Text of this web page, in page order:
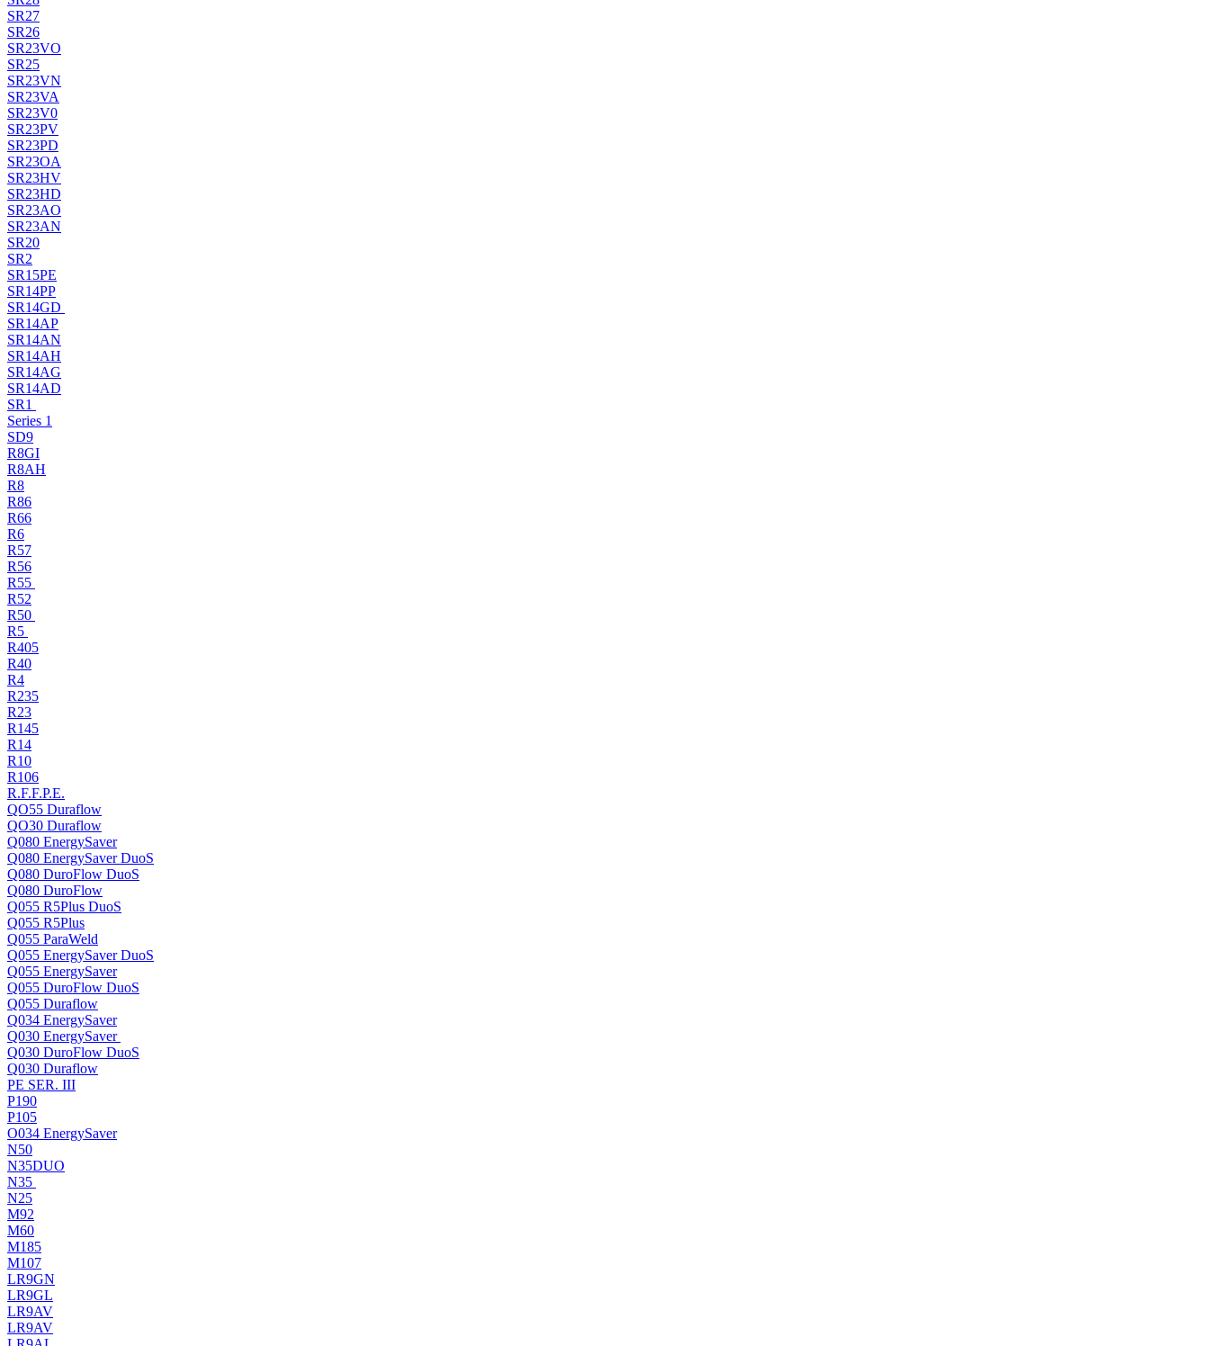
SR27
SR26
SR23VO
SR25
SR23VN
SR23VA
SR23V0
SR23PV
SR23PD
SR23OA
SR23HV
SR23HD
SR23AO
SR23AN
SR20
SR2
SR15PE
SR14PP
SR14GD
SR14AP
SR14AN
SR14AH
SR14AG
SR14AD
SR1
Series 1
SD9
R8GI
R8AH
R8
R86
R66
R6
R57
R56
R55
R52
R50
R5
R405
R40
R4
R235
R23
R145
R14
R10
R106
R.F.F.P.E.
QO55 Duraflow
QO30 Duraflow
Q080 EnergySaver
Q080 EnergySaver DuoS
Q080 DuroFlow DuoS
Q080 DuroFlow
Q055 R5Plus DuoS
Q055 R5Plus
Q055 ParaWeld
Q055 EnergySaver DuoS
Q055 EnergySaver
Q055 DuroFlow DuoS
Q055 Duraflow
Q034 EnergySaver
Q030 EnergySaver
Q030 DuroFlow DuoS
Q030 Duraflow
PE SER. III
P190
P105
O034 EnergySaver
N50
N35DUO
N35
N25
M92
M60
M185
M107
LR9GN
LR9GL
LR9AV
LR9AV